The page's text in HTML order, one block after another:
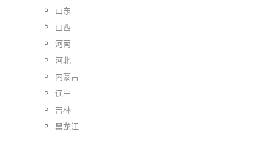
山东
山西
河南
河北
内蒙古
辽宁
吉林
黑龙江